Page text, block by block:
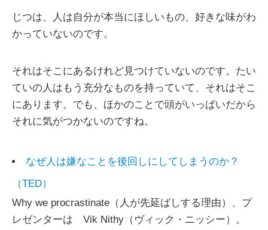
じつは、人は自分が本当にほしいもの、好きな味がわ
かっていないのです。
それはそこにあるけれど見つけていないのです。たい
ていの人はもう充分なものを持っていて、それはそこ
にあります。でも、ほかのことで頭がいっぱいだから
それに気がつかないのですね。
なぜ人は嫌なことを後回しにしてしまうのか？
（TED）
Why we procrastinate（人が先延ばしする理由）、プ
レゼンターは Vik Nithy（ヴィック・ニッシー）。